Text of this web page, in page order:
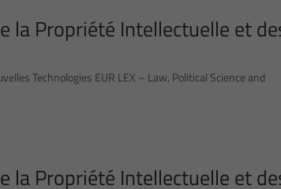
la Propriété Intellectuelle et
Technologies EUR LEX – Law, Political Science and
la Propriété Intellectuelle et